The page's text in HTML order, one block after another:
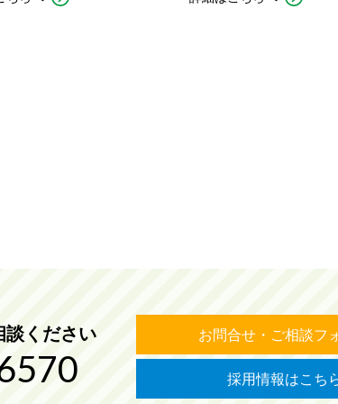
談ください お問合せ・ご相談フ
採用情報はこち